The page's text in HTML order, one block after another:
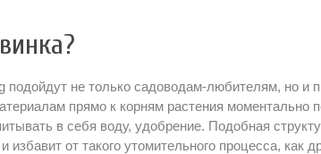
не только садоводам-любителям, но и
прямо к корням растения моментально
в себя воду, удобрение. Подобная
избавит от такого утомительного процесса, как